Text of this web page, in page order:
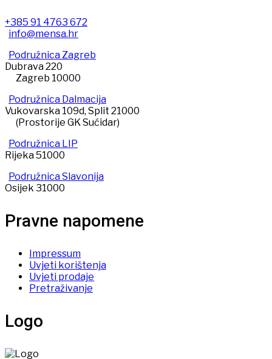
+385 91 4763 672
info@mensa.hr
Podružnica Zagreb
Dubrava 220
Zagreb 10000
Podružnica Dalmacija
Vukovarska 109d, Split 21000
(Prostorije GK Sućidar)
Podružnica LIP
Rijeka 51000
Podružnica Slavonija
Osijek 31000
Pravne napomene
Impressum
Uvjeti korištenja
Uvjeti prodaje
Pretraživanje
Logo